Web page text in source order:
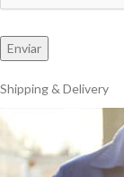
Shipping & Delivery